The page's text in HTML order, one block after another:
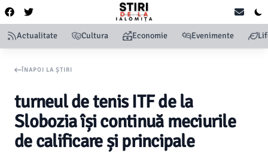
Actualitate Cultura Economie Evenimente
ÎNAPOI LA ȘTIRI
turneul de tenis ITF de la
Slobozia își continuă meciurile
de calificare și principale